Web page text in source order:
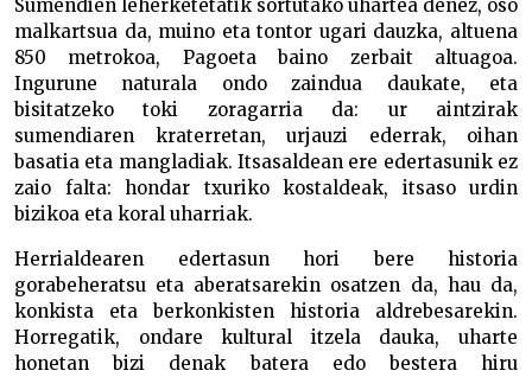
Sumendien leherketetatik sortutako uhartea denez, oso
malkartsua da, muino eta tontor ugari dauzka, altuena
850 metrokoa, Pagoeta baino zerbait altuagoa.
Ingurune naturala ondo zaindua daukate, eta
bisitatzeko toki zoragarria da: ur aintzirak
sumendiaren kraterretan, urjauzi ederrak, oihan
basatia eta mangladiak. Itsasaldean ere edertasunik ez
zaio falta: hondar txuriko kostaldeak, itsaso urdin
bizikoa eta koral uharriak.
Herrialdearen edertasun hori bere historia
gorabeheratsu eta aberatsarekin osatzen da, hau da,
konkista eta berkonkisten historia aldrebesarekin.
Horregatik, ondare kultural itzela dauka, uharte
honetan bizi denak batera edo bestera hiru